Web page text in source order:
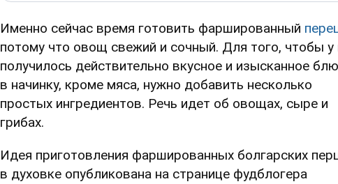
Именно сейчас время готовить фаршированный
потому что овощ свежий и сочный. Для того, чтобы у
получилось действительно вкусное и изысканное
в начинку, кроме мяса, нужно добавить несколько
простых ингредиентов. Речь идет об овощах, сыре и
грибах.
Идея приготовления фаршированных болгарских
в духовке опубликована на странице фудблогера